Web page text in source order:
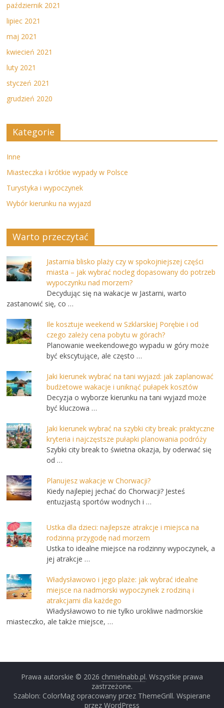
październik 2021
lipiec 2021
maj 2021
kwiecień 2021
luty 2021
styczeń 2021
grudzień 2020
Kategorie
Inne
Miasteczka i krótkie wypady w Polsce
Turystyka i wypoczynek
Wybór kierunku na wyjazd
Warto przeczytać
Jastarnia blisko plaży czy w spokojniejszej części
miasta – jak wybrać nocleg dopasowany do potrzeb
wypoczynku nad morzem?
Decydując się na wakacje w Jastarni, warto
zastanowić się, co …
Ile kosztuje weekend w Szklarskiej Porębie i od
czego zależy cena pobytu w górach?
Planowanie weekendowego wypadu w góry może
być ekscytujące, ale często …
Jaki kierunek wybrać na tani wyjazd: jak zaplanować
budżetowe wakacje i uniknąć pułapek kosztów
Decyzja o wyborze kierunku na tani wyjazd może
być kluczowa …
Jaki kierunek wybrać na szybki city break: praktyczne
kryteria i najczęstsze pułapki planowania podróży
Szybki city break to świetna okazja, by oderwać się
od …
Planujesz wakacje w Chorwacji?
Kiedy najlepiej jechać do Chorwacji? Jesteś
entuzjastą sportów wodnych i …
Ustka dla dzieci: najlepsze atrakcje i miejsca na
rodzinną przygodę nad morzem
Ustka to idealne miejsce na rodzinny wypoczynek, a
jej atrakcje …
Władysławowo i jego plaże: jak wybrać idealne
miejsce na nadmorski wypoczynek z rodziną i
atrakcjami dla każdego
Władysławowo to nie tylko urokliwe nadmorskie
miasteczko, ale także miejsce, …
Prawa autorskie © 2026 chmielnabb.pl. Wszystkie prawa
zastrzeżone.
Szablon: ColorMag opracowany przez ThemeGrill. Wspierane
przez WordPress